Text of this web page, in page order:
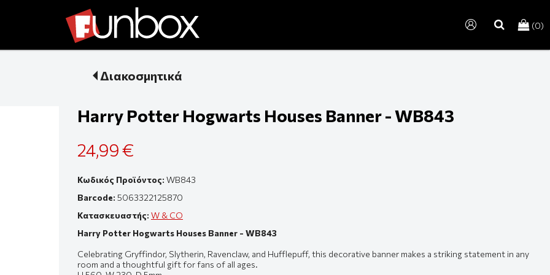
(0)
search
Διακοσμητικά
Harry Potter Hogwarts Houses Banner - WB843
24,99 €
Κωδικός Προϊόντος: WB843
Barcode: 5063322125870
Κατασκευαστής: W & CO
Harry Potter Hogwarts Houses Banner - WB843
Celebrating Gryffindor, Slytherin, Ravenclaw, and Hufflepuff, this decorative banner makes a striking statement in any
room and a thoughtful gift for fans of all ages.